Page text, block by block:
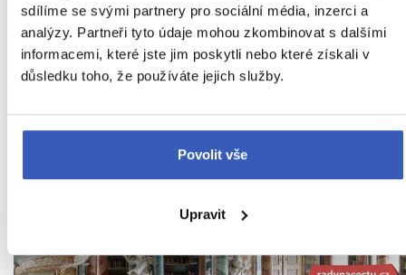
sdílíme se svými partnery pro sociální média, inzerci a
analýzy. Partneři tyto údaje mohou zkombinovat s dalšími
informacemi, které jste jim poskytli nebo které získali v
důsledku toho, že používáte jejich služby.
Povolit vše
Upravit